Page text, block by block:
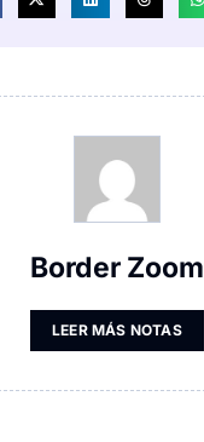
Border Zoom
LEER MÁS NOTAS